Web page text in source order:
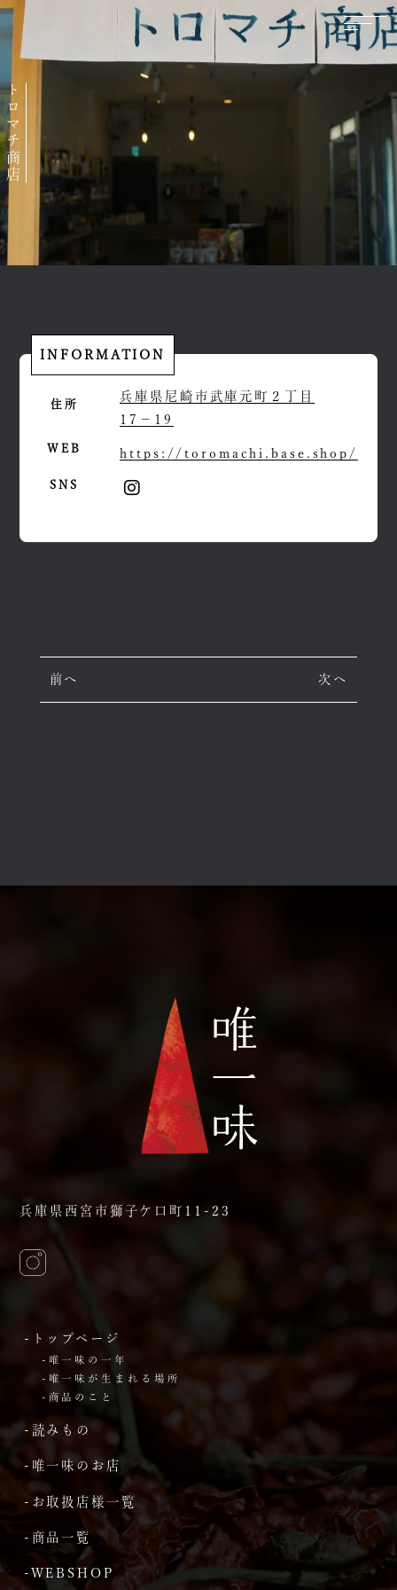
トロマチ商店
INFORMATION
住所
兵庫県尼崎市武庫元町２丁目
17−19
WEB https://toromachi.base.shop/
SNS
前へ 次へ
兵庫県西宮市獅子ケ口町11-23
-トップページ
-唯一味の一年
-唯一味が生まれる場所
-商品のこと
-読みもの
-唯一味のお店
-お取扱店様一覧
-商品一覧
-WEBSHOP